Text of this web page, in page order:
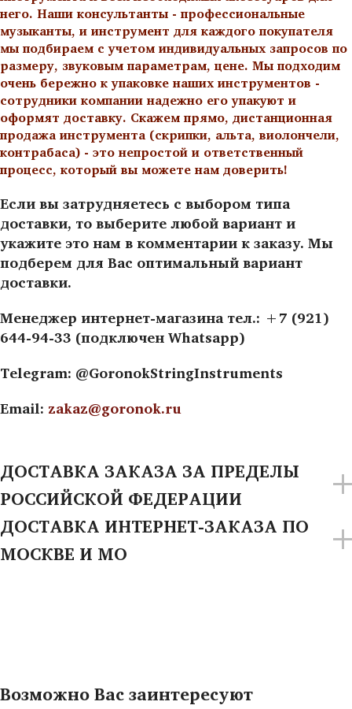
него. Наши консультанты - профессиональные
музыканты, и инструмент для каждого покупателя
мы подбираем с учетом индивидуальных запросов по
размеру, звуковым параметрам, цене. Мы подходим
очень бережно к упаковке наших инструментов -
сотрудники компании надежно его упакуют и
оформят доставку. Скажем прямо, дистанционная
продажа инструмента (скрипки, альта, виолончели,
контрабаса) - это непростой и ответственный
процесс, который вы можете нам доверить!
Если вы затрудняетесь с выбором типа
доставки, то выберите любой вариант и
укажите это нам в комментарии к заказу. Мы
подберем для Вас оптимальный вариант
доставки.
Менеджер интернет-магазина тел.: +7 (921)
644-94-33 (подключен Whatsapp)
Telegram: @GoronokStringInstruments
Email: zakaz@goronok.ru
ДОСТАВКА ЗАКАЗА ЗА ПРЕДЕЛЫ
РОССИЙСКОЙ ФЕДЕРАЦИИ
ДОСТАВКА ИНТЕРНЕТ-ЗАКАЗА ПО
МОСКВЕ И МО
Возможно Вас заинтересуют